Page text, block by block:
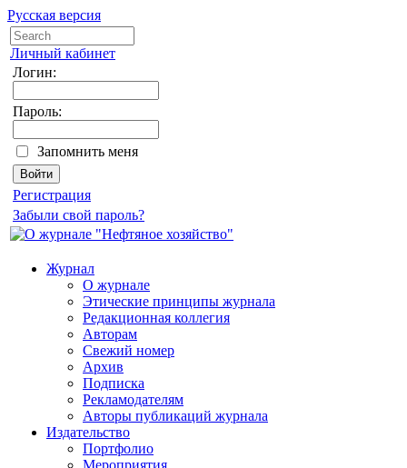
Русская версия
Личный кабинет
Логин:
Пароль:
Запомнить меня
Регистрация
Забыли свой пароль?
Журнал
О журнале
Этические принципы журнала
Редакционная коллегия
Авторам
Свежий номер
Архив
Подписка
Рекламодателям
Авторы публикаций журнала
Издательство
Портфолио
Мероприятия